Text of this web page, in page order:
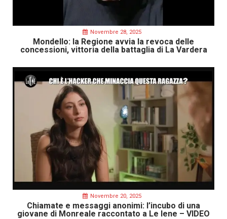
Novembre 28, 2025
Mondello: la Regione avvia la revoca delle
concessioni, vittoria della battaglia di La Vardera
Novembre 20, 2025
Chiamate e messaggi anonimi: l’incubo di una
giovane di Monreale raccontato a Le Iene – VIDEO